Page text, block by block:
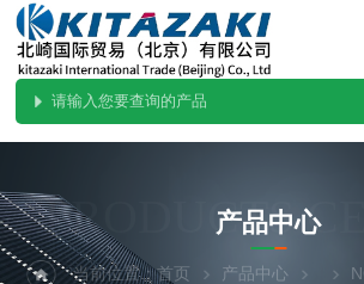
PRODUCTS
产品中心
当前位置：首页 产品中心